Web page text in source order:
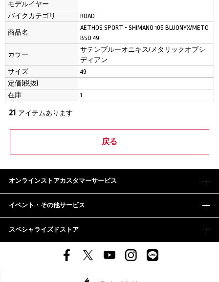
モデルイヤー
バイクカテゴリ
ROAD
商品名
AETHOS SPORT - SHIMANO 105 BLUONYX/METO
BSD 49
カラー
サテンブルーオニキス/メタリックオブシ
ディアン
サイズ
49
定価(税抜)
在庫
1
21 アイテムあります
オンラインストアカスタマーサービス
イベント・その他サービス
スペシャライズドストア